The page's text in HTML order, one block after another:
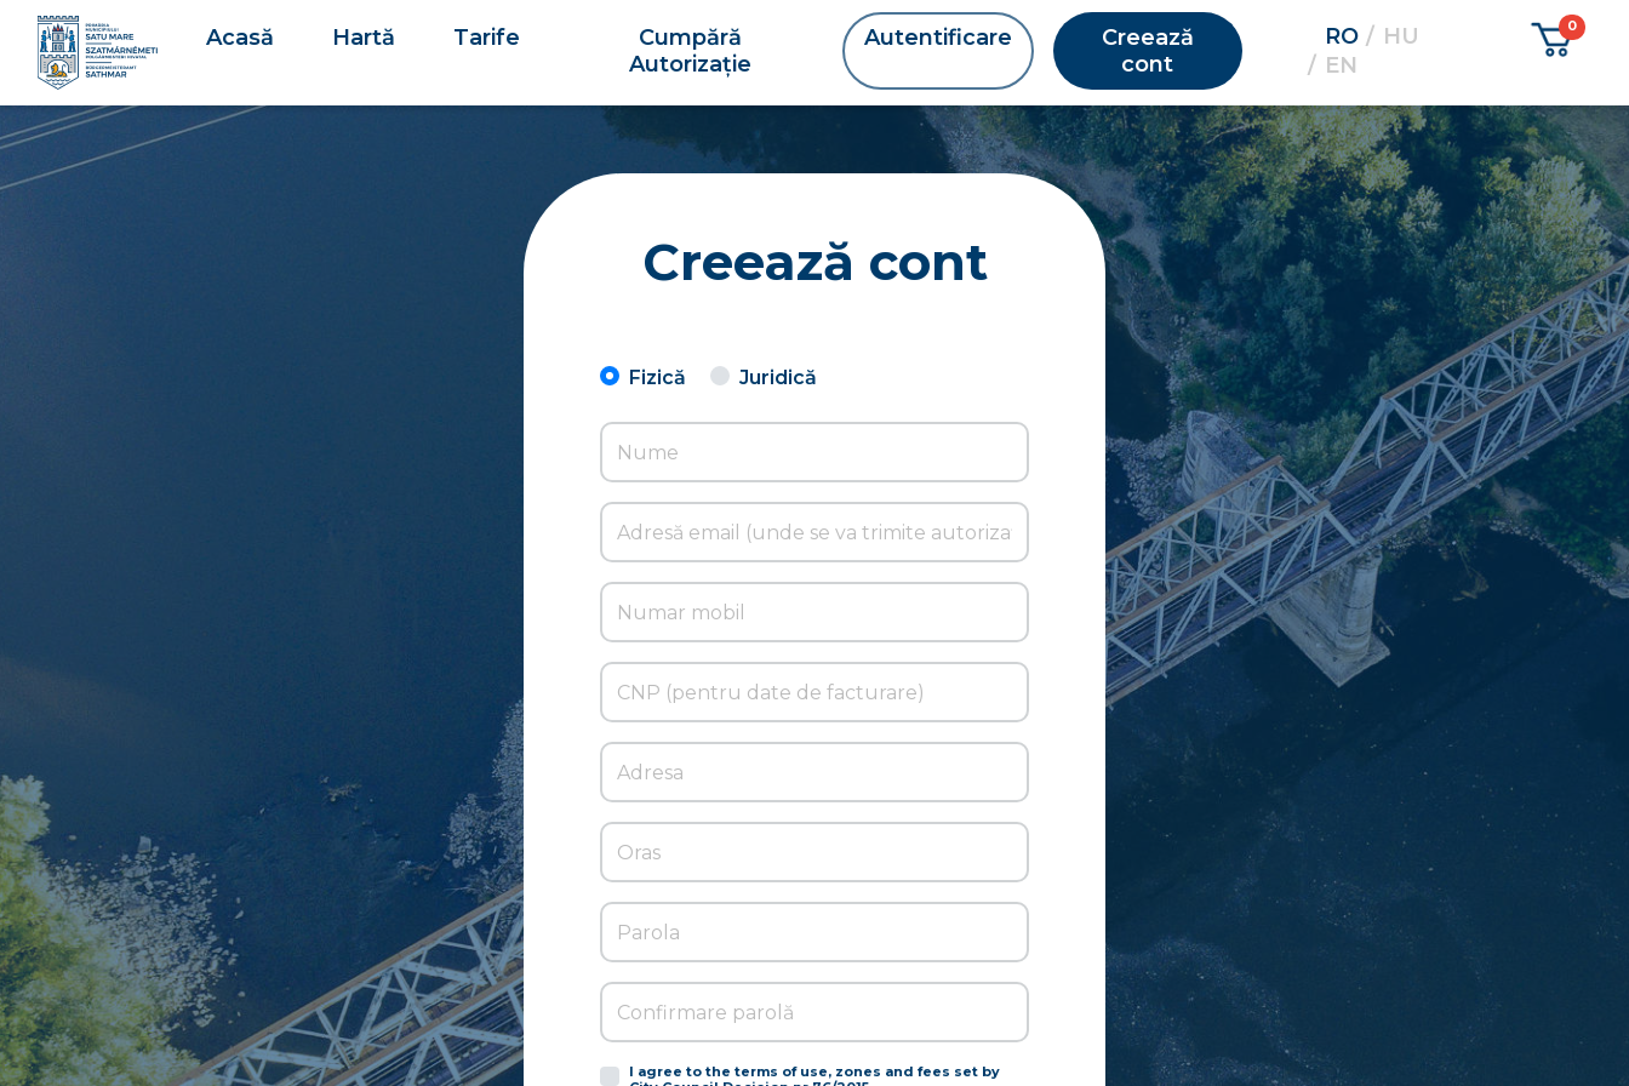
Acasă Hartă Tarife
Cumpără
Autorizație
Autentificare
Creează
cont
RO
HU
EN
Creează cont
Fizică Juridică
I agree to the terms of use, zones and fees set by